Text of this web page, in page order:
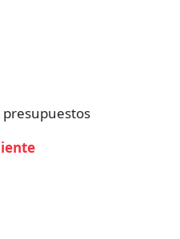
presupuestos